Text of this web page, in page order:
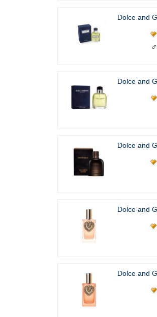
Dolce and
♂
Dolce and
Dolce and
Dolce and
Dolce and